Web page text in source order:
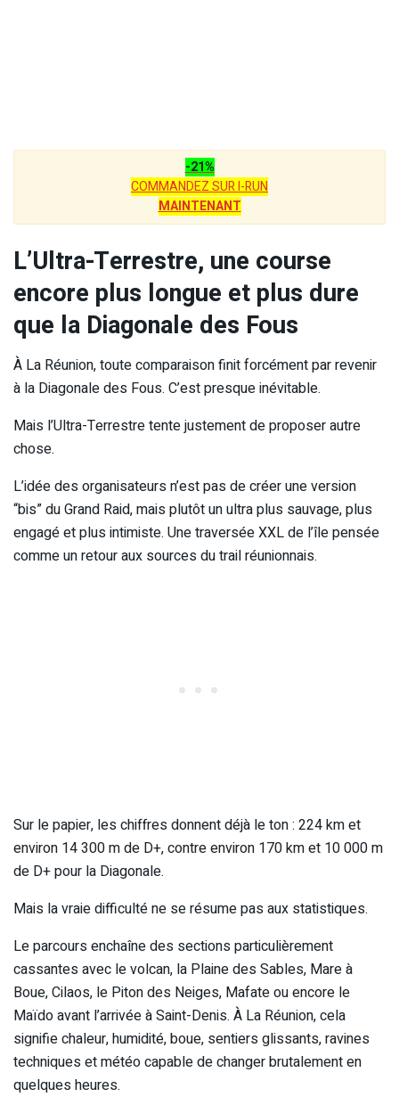
-21%
COMMANDEZ SUR I-RUN
MAINTENANT
L’Ultra-Terrestre, une course
encore plus longue et plus dure
que la Diagonale des Fous
À La Réunion, toute comparaison finit forcément par revenir
à la Diagonale des Fous. C’est presque inévitable.
Mais l’Ultra-Terrestre tente justement de proposer autre
chose.
L’idée des organisateurs n’est pas de créer une version
“bis” du Grand Raid, mais plutôt un ultra plus sauvage, plus
engagé et plus intimiste. Une traversée XXL de l’île pensée
comme un retour aux sources du trail réunionnais.
Sur le papier, les chiffres donnent déjà le ton : 224 km et
environ 14 300 m de D+, contre environ 170 km et 10 000 m
de D+ pour la Diagonale.
Mais la vraie difficulté ne se résume pas aux statistiques.
Le parcours enchaîne des sections particulièrement
cassantes avec le volcan, la Plaine des Sables, Mare à
Boue, Cilaos, le Piton des Neiges, Mafate ou encore le
Maïdo avant l’arrivée à Saint-Denis. À La Réunion, cela
signifie chaleur, humidité, boue, sentiers glissants, ravines
techniques et météo capable de changer brutalement en
quelques heures.